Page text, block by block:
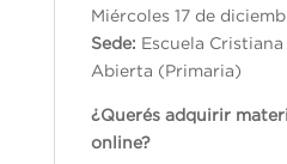
Miércoles 17 de
Sede: Escuela
Abierta (Primaria)
¿Querés adquirir
online?